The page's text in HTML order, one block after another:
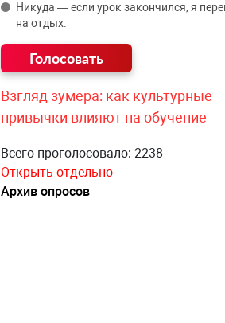
Никуда — если урок закончился, я
на отдых.
Взгляд зумера: как культурные
привычки влияют на обучение
Всего проголосовало: 2238
Открыть отдельно
Архив опросов